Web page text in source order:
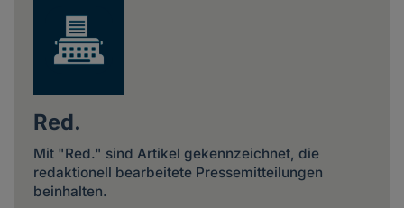
Red.
Mit "Red." sind Artikel gekennzeichnet, die
redaktionell bearbeitete Pressemitteilungen
beinhalten.